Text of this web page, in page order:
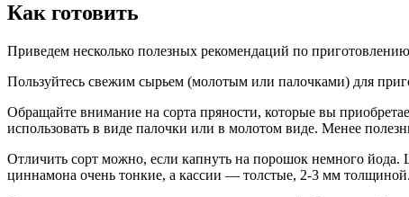
Как готовить
Приведем несколько полезных рекомендаций по
Пользуйтесь свежим сырьем (молотым или палочками) для
Обращайте внимание на сорта пряности, которые вы
использовать в виде палочки или в молотом виде. Менее
Отличить сорт можно, если капнуть на порошок немного йода.
циннамона очень тонкие, а кассии — толстые, 2-3 мм